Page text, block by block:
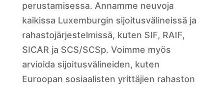
perustamisessa. Annamme neuvoja
kaikissa Luxemburgin sijoitusvälineissä ja
rahastojärjestelmissä, kuten SIF, RAIF,
SICAR ja SCS/SCSp. Voimme myös
arvioida sijoitusvälineiden, kuten
Euroopan sosiaalisten yrittäjien rahaston